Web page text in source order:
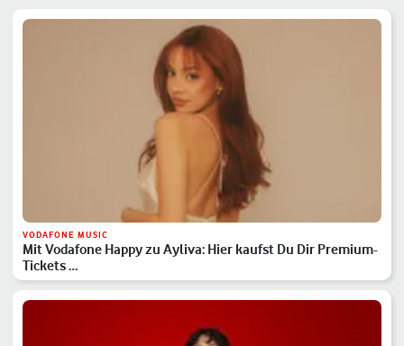
VODAFONE MUSIC
Mit Vodafone Happy zu Ayliva: Hier kaufst Du Dir Premium-
Tickets …